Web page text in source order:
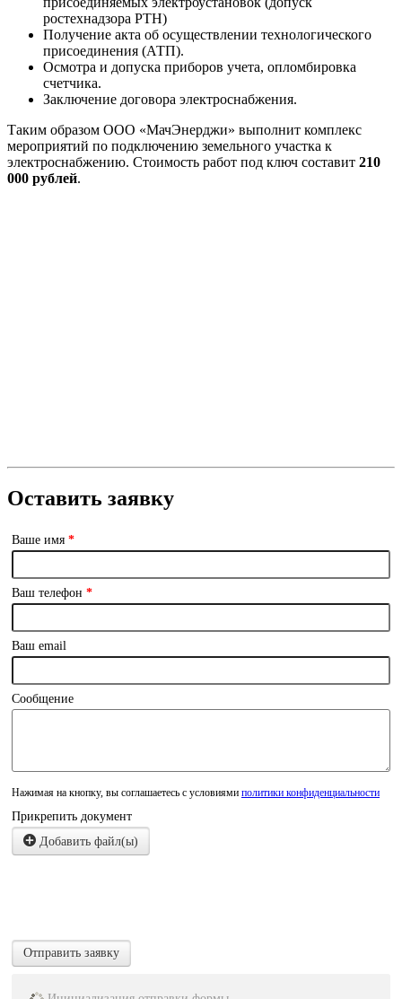
ростехнадзора РТН)
Получение акта об осуществлении технологического
присоединения (АТП).
Осмотра и допуска приборов учета, опломбировка
счетчика.
Заключение договора электроснабжения.
Таким образом ООО «МачЭнерджи» выполнит комплекс
мероприятий по подключению земельного участка к
электроснабжению. Стоимость работ под ключ составит 210
000 рублей.
Оставить заявку
Ваше имя *
Ваш телефон *
Ваш email
Сообщение
Нажимая на кнопку, вы соглашаетесь с условиями политики конфиденциальности
Прикрепить документ
Добавить файл(ы)
Отправить заявку